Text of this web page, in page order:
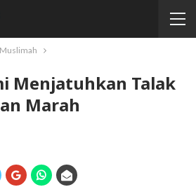
Menjatuhkan Talak
Marah